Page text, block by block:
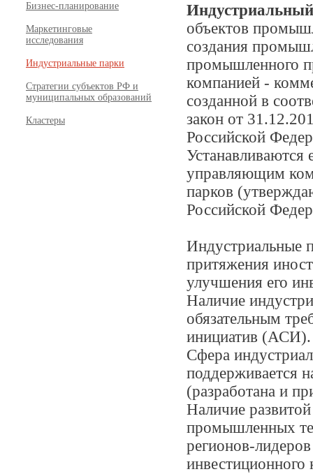
Бизнес-планирование
Маркетинговые
исследования
Индустриальные парки
Стратегии субъектов РФ и
муниципальных образований
Кластеры
объектов
создания
промышленного
компанией -
созданной в
закон от
Российской
управляющим
парков
Российской
Индустриальные
притяжения
улучшения его
Наличие
обязательным
инициатив (АСИ).
Сфера
поддерживается
(разработана и
Наличие
промышленных
регионов-
инвестиционного